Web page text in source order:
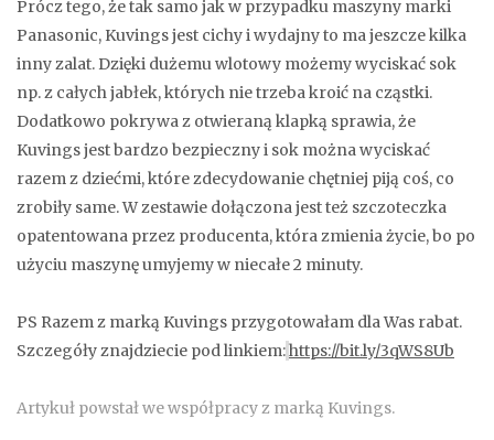
Prócz tego, że tak samo jak w przypadku maszyny marki
Panasonic, Kuvings jest cichy i wydajny to ma jeszcze kilka
inny zalat. Dzięki dużemu wlotowy możemy wyciskać sok
np. z całych jabłek, których nie trzeba kroić na cząstki.
Dodatkowo pokrywa z otwieraną klapką sprawia, że
Kuvings jest bardzo bezpieczny i sok można wyciskać
razem z dziećmi, które zdecydowanie chętniej piją coś, co
zrobiły same. W zestawie dołączona jest też szczoteczka
opatentowana przez producenta, która zmienia życie, bo po
użyciu maszynę umyjemy w niecałe 2 minuty.
PS Razem z marką Kuvings przygotowałam dla Was rabat.
Szczegóły znajdziecie pod linkiem:https://bit.ly/3qWS8Ub
Artykuł powstał we współpracy z marką Kuvings.